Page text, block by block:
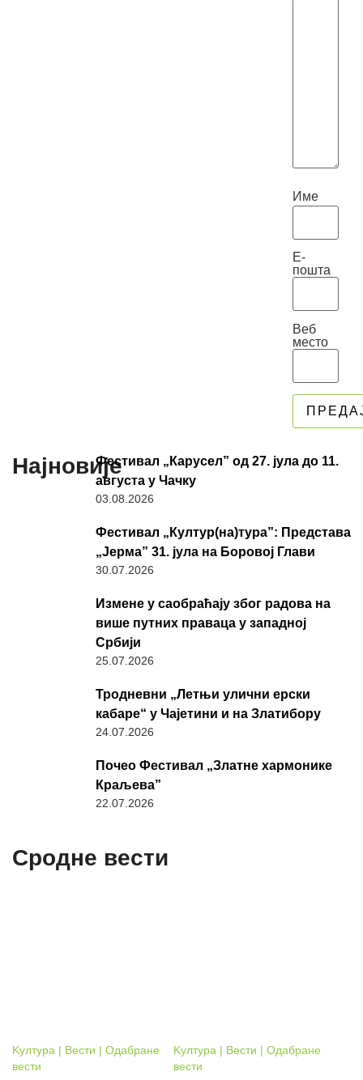
Име
Е-
пошта
Веб
место
НајновијеФестивал „Карусел” од 27. јула до 11.
августа у Чачку
03.08.2026
Фестивал „Култур(на)тура”: Представа
„Јерма” 31. јула на Боровој Глави
30.07.2026
Измене у саобраћају због радова на
више путних праваца у западној
Србији
25.07.2026
Тродневни „Летњи улични ерски
кабаре“ у Чајетини и на Златибору
24.07.2026
Почео Фестивал „Златне хармонике
Краљева”
22.07.2026
Сродне вести
Kултура | Вести | Одабране
вести
Kултура | Вести | Одабране
вести